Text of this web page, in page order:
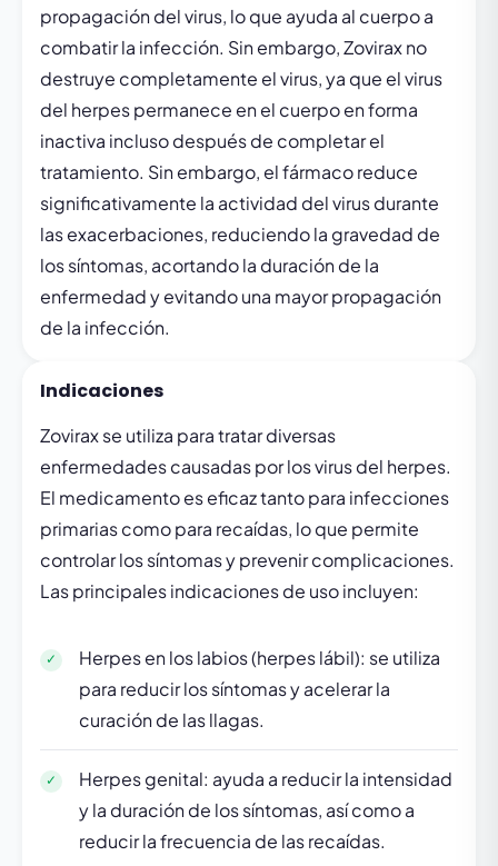
propagación del virus, lo que ayuda al cuerpo a
combatir la infección. Sin embargo, Zovirax no
destruye completamente el virus, ya que el virus
del herpes permanece en el cuerpo en forma
inactiva incluso después de completar el
tratamiento. Sin embargo, el fármaco reduce
significativamente la actividad del virus durante
las exacerbaciones, reduciendo la gravedad de
los síntomas, acortando la duración de la
enfermedad y evitando una mayor propagación
de la infección.
Indicaciones
Zovirax se utiliza para tratar diversas
enfermedades causadas por los virus del herpes.
El medicamento es eficaz tanto para infecciones
primarias como para recaídas, lo que permite
controlar los síntomas y prevenir complicaciones.
Las principales indicaciones de uso incluyen:
Herpes en los labios (herpes lábil): se utiliza
para reducir los síntomas y acelerar la
curación de las llagas.
Herpes genital: ayuda a reducir la intensidad
y la duración de los síntomas, así como a
reducir la frecuencia de las recaídas.